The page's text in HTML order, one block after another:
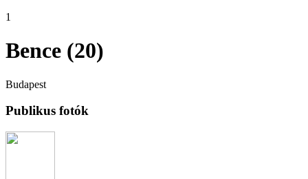
1
Bence (20)
Budapest
Publikus fotók